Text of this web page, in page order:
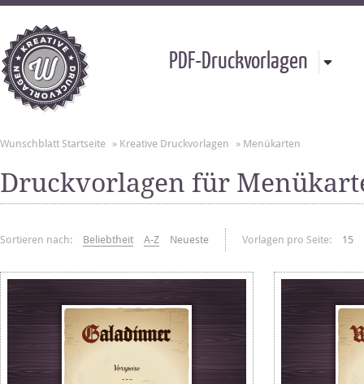
PDF-Druckvorlagen
Wunschblatt Startseite » Kreative Druckvorlagen » Menükarten
Druckvorlagen für
Sortieren nach: Beliebtheit A-Z Neueste Vorlagen pro Seite: 15